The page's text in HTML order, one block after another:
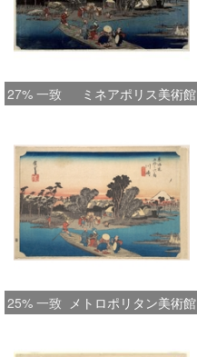
27% 一致 ミネアポリス美術館
25% 一致 メトロポリタン美術館